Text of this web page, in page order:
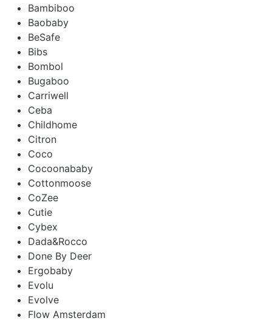
Bambiboo
Baobaby
BeSafe
Bibs
Bombol
Bugaboo
Carriwell
Ceba
Childhome
Citron
Coco
Cocoonababy
Cottonmoose
CoZee
Cutie
Cybex
Dada&Rocco
Done By Deer
Ergobaby
Evolu
Evolve
Flow Amsterdam